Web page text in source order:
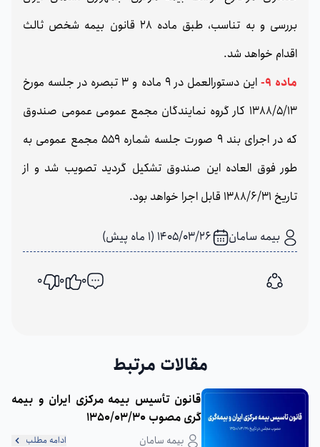
بررسی و به تناسب، طبق ماده 28 قانون بیمه شخص ثالث
اقدام خواهد شد.
ماده 9-
این دستورالعمل در 9 ماده و 3 تبصره در جلسه مورخ
1388/5/13 کار گروه نمایندگان مجمع عمومی عمومی صندوق
که در اجرای بند 9 صورت جلسه شماره 559 مجمع عمومی به
طور فوق العاده این صندوق تشکیل گردید تصویب شد و از
تاریخ 1388/6/31 قابل اجرا خواهد بود.
بیمه سامان 1405/03/26 (1 ماه پیش)
اشتراک گذاری
0
0
0
مقالات مرتبط
قانون تأسیس بیمه مرکزی ایران و بیمه
گری مصوب 1350/03/30
بیمه سامان ادامه مطلب